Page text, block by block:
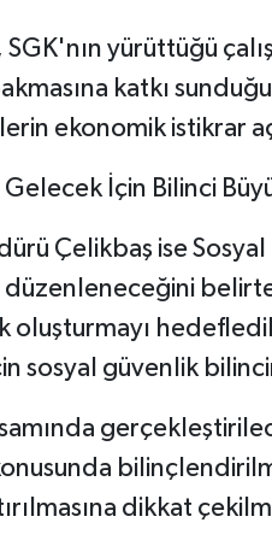
SGK'nın yürüttüğü
katkı
ekonomik istikrar
Gelecek İçin Bilinci
Çelikbaş ise
oluşturmayı
sosyal güvenlik
dikkat